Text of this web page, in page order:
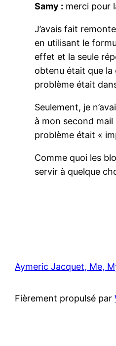
Samy : merci pour
J’avais fait
en utilisant le
effet et la seule
obtenu était que la
problème était
Seulement, je
à mon second
problème était «
Comme quoi les
servir à quelque
Aymeric Jacquet, Me,
Fièrement propulsé par